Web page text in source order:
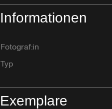
Informationen
Fotograf:in
Typ
Exemplare